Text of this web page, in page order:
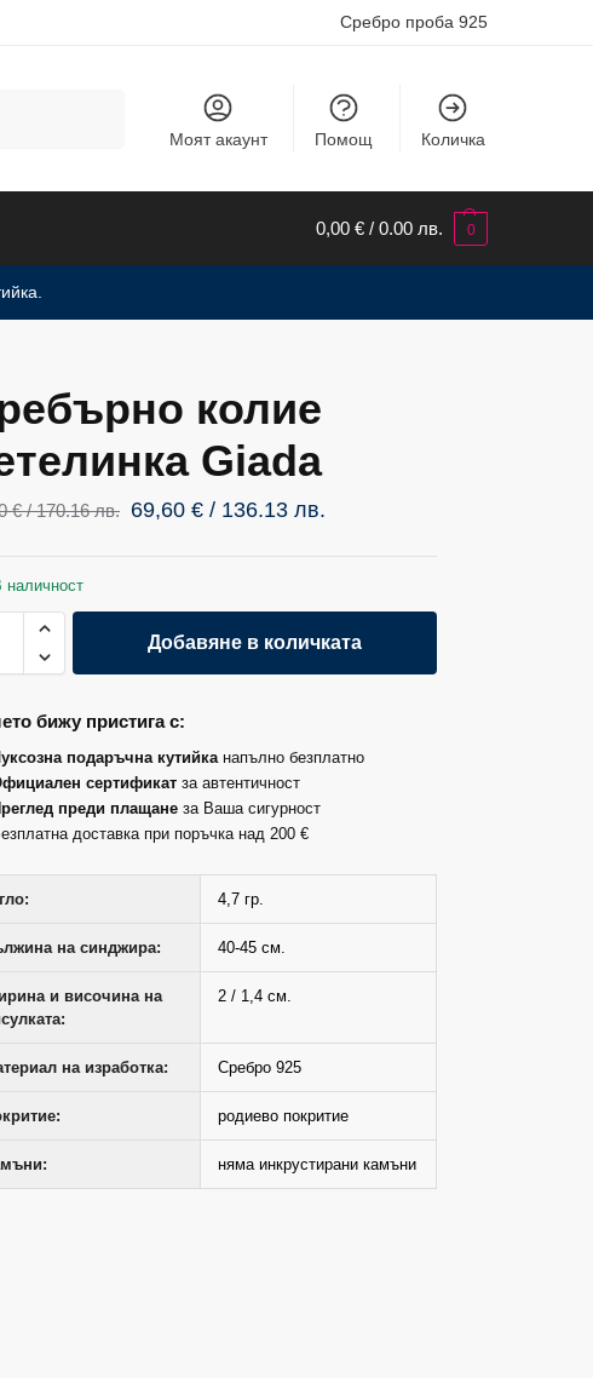
Сребро проба 925
Моят акаунт Помощ Количка
0,00 € / 0.00 лв. 0
колие
Giada
€ / 170.16 лв. 69,60€ / 136.13 лв.
наличност
Добавяне в количката
бижу пристига с:
подаръчна кутийка напълно безплатно
сертификат за автентичност
преди плащане за Ваша сигурност
доставка при поръчка над 200 €
4,7 гр.
на синджира: 40-45 см.
и височина на
2 / 1,4 см.
на изработка: Сребро 925
родиево покритие
няма инкрустирани камъни